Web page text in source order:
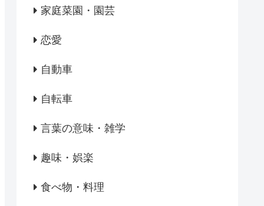
家庭菜園・園芸
恋愛
自動車
自転車
言葉の意味・雑学
趣味・娯楽
食べ物・料理